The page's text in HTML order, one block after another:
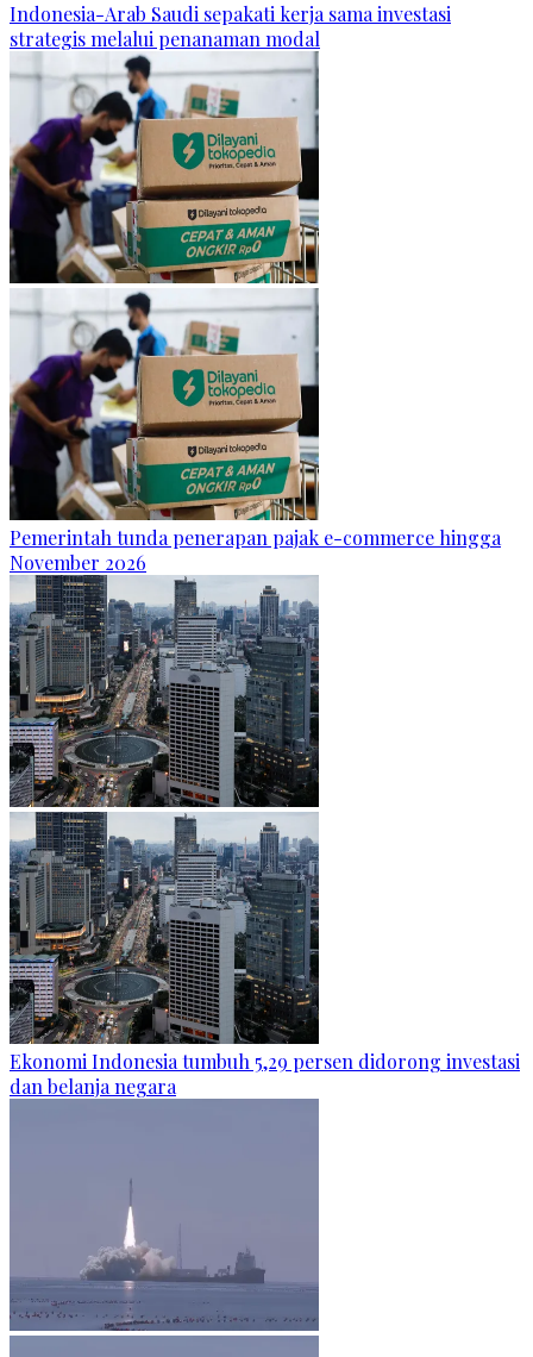
Indonesia-Arab Saudi sepakati kerja sama investasi
strategis melalui penanaman modal
Pemerintah tunda penerapan pajak e-commerce hingga
November 2026
Ekonomi Indonesia tumbuh 5,29 persen didorong investasi
dan belanja negara